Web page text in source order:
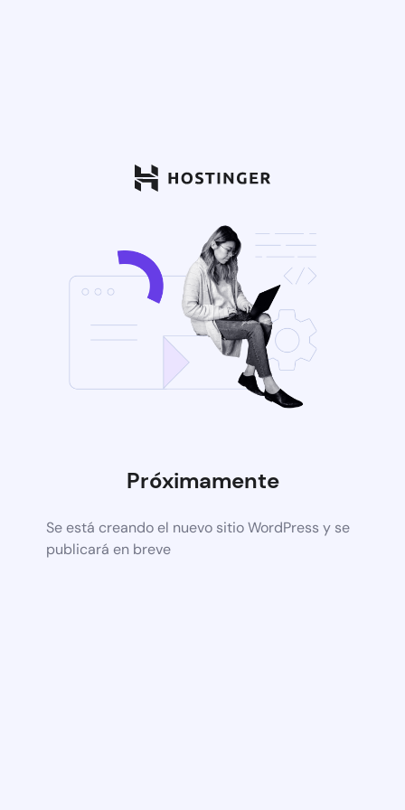
Próximamente
Se está creando el nuevo sitio WordPress y se
publicará en breve